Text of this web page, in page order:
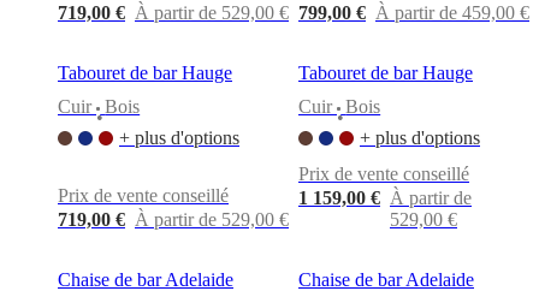
livraisonEntretien
d’assemblageGarantieJuridique
Service
Décoration
d'IntérieurCommandez
échantillons
gratuitsTrouver
propos
719,00 € À partir de 529,00 € 799,00 € À partir de 459,00 €
Tabouret de bar Hauge
Cuir
•
Bois
+ plus d'options
Prix de vente conseillé
719,00 € À partir de 529,00 €
Tabouret de bar Hauge
Cuir
•
Bois
+ plus d'options
Prix de vente conseillé
1 159,00 € À partir de
529,00 €
Chaise de bar Adelaide
Chaise de bar Adelaide